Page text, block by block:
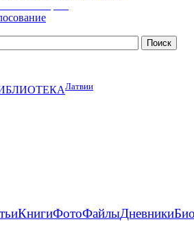
Латвии
КнигиФотоФайлыДневники